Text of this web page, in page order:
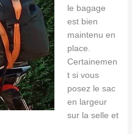
le bagage
est bien
maintenu en
place.
Certainemen
t si vous
posez le sac
en largeur
sur la selle et